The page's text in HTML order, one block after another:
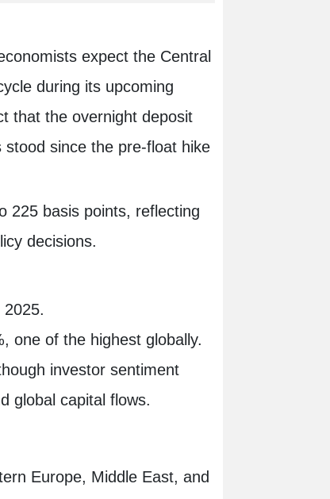
expect the Central
during its upcoming
that the overnight deposit
since the pre-float hike
225 basis points, reflecting
decisions.
one of the highest globally.
investor sentiment
global capital flows.
Europe, Middle East, and